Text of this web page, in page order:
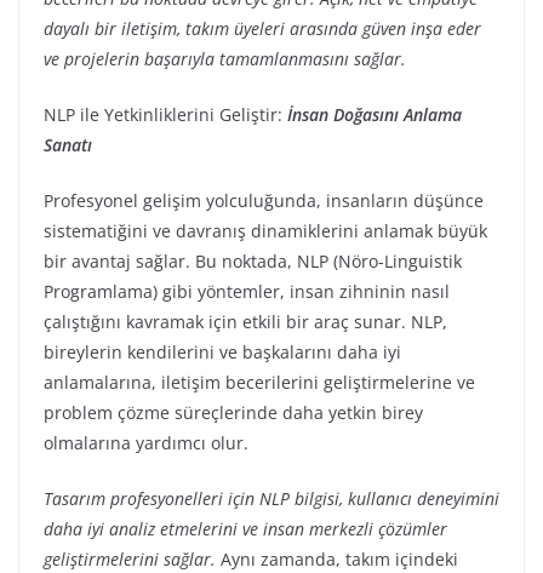
dayalı bir iletişim, takım üyeleri arasında güven inşa eder
ve projelerin başarıyla tamamlanmasını sağlar.
NLP ile Yetkinliklerini Geliştir: İnsan Doğasını Anlama
Sanatı
Profesyonel gelişim yolculuğunda, insanların düşünce
sistematiğini ve davranış dinamiklerini anlamak büyük
bir avantaj sağlar. Bu noktada, NLP (Nöro-Linguistik
Programlama) gibi yöntemler, insan zihninin nasıl
çalıştığını kavramak için etkili bir araç sunar. NLP,
bireylerin kendilerini ve başkalarını daha iyi
anlamalarına, iletişim becerilerini geliştirmelerine ve
problem çözme süreçlerinde daha yetkin birey
olmalarına yardımcı olur.
Tasarım profesyonelleri için NLP bilgisi, kullanıcı deneyimini
daha iyi analiz etmelerini ve insan merkezli çözümler
geliştirmelerini sağlar. Aynı zamanda, takım içindeki